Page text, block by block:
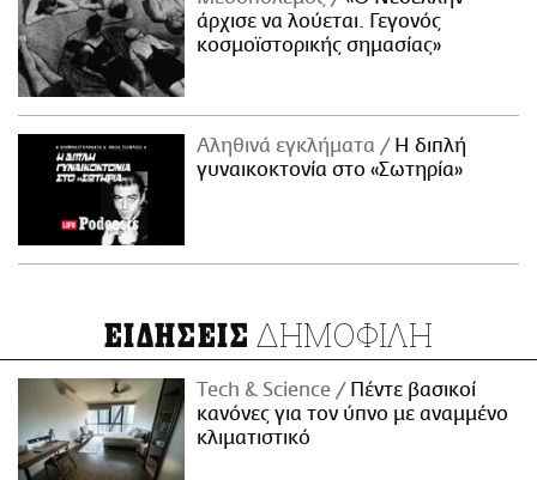
άρχισε να λούεται. Γεγονός
κοσμοϊστορικής σημασίας»
Αληθινά εγκλήματα
Η διπλή
γυναικοκτονία στο «Σωτηρία»
ΕΙΔΗΣΕΙΣ ΔΗΜΟΦΙΛΗ
Τech & Science
Πέντε βασικοί
κανόνες για τον ύπνο με αναμμένο
κλιματιστικό